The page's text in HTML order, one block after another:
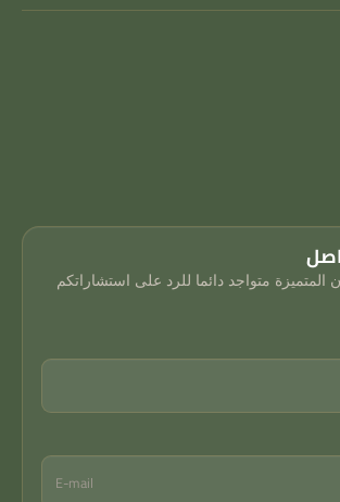
المتميزة متواجد دائما للرد على استشاراتكم